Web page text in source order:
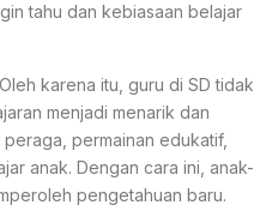
tahu dan kebiasaan belajar
karena itu, guru di SD tidak
menjadi menarik dan
permainan edukatif,
anak. Dengan cara ini, anak-
pengetahuan baru.